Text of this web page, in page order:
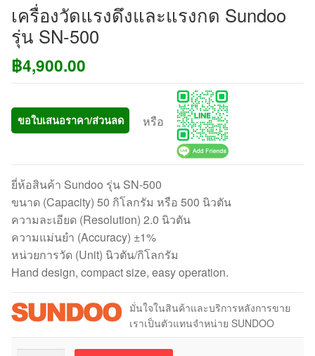
เครื่องวัดแรงดึงและแรงกด Sundoo
รุ่น SN-500
฿4,900.00
ขอใบเสนอราคา/ส่วนลด หรือ
ยี่ห้อสินค้า Sundoo รุ่น SN-500
ขนาด (Capacity) 50 กิโลกรัม หรือ 500 นิวตัน
ความละเอียด (Resolution) 2.0 นิวตัน
ความแม่นยำ (Accuracy) ±1%
หน่วยการวัด (Unit) นิวตัน/กิโลกรัม
Hand design, compact size, easy operation.
มั่นใจในสินค้าและบริการหลังการขาย
เราเป็นตัวแทนจำหน่าย SUNDOO